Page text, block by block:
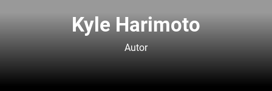
Kyle Harimoto
Autor